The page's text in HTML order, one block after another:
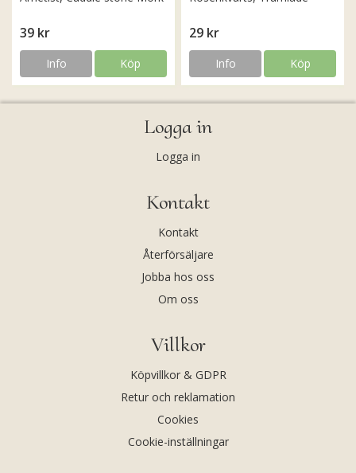
39 kr
Info Köp
29 kr
Info Köp
Logga in
Logga in
Kontakt
Kontakt
Återförsäljare
Jobba hos oss
Om oss
Villkor
Köpvillkor & GDPR
Retur och reklamation
Cookies
Cookie-inställningar